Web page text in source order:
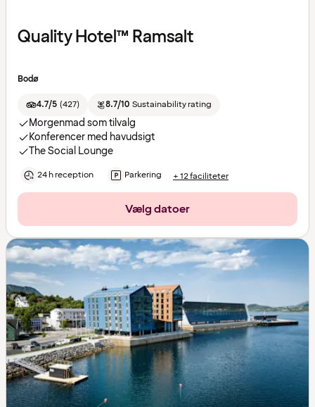
Quality Hotel™ Ramsalt
Bodø
4.7/5 (427) 8.7/10 Sustainability rating
Morgenmad som tilvalg
Konferencer med havudsigt
The Social Lounge
24 h reception Parkering + 12 faciliteter
Vælg datoer